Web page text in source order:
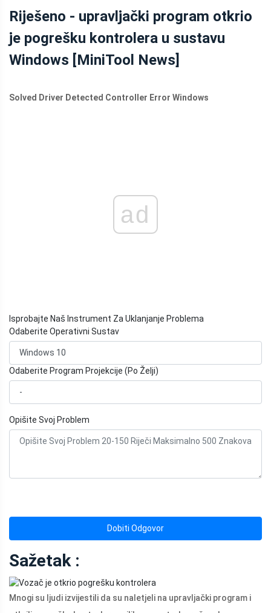
MINITOOL
Riješeno - upravljački program otkrio
je pogrešku kontrolera u sustavu
Windows [MiniTool News]
Solved Driver Detected Controller Error Windows
ad
Isprobajte Naš Instrument Za Uklanjanje Problema
Odaberite Operativni Sustav
Odaberite Program Projekcije (Po Želji)
Opišite Svoj Problem
Dobiti Odgovor
Sažetak :
Mnogi su ljudi izvijestili da su naletjeli na upravljački program i